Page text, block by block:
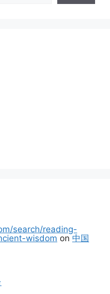
search/reading-
wisdom on 中国